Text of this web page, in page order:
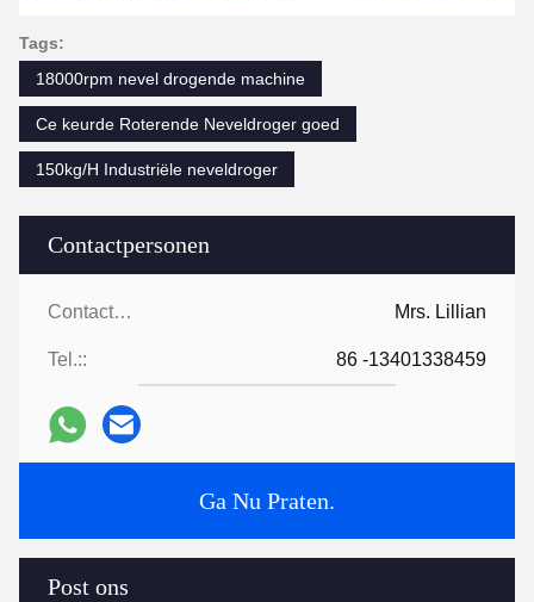
Contactpersonen
Contactpersonen: Mrs. Lillian
Tel.:: 86 -13401338459
Ga Nu Praten.
Post ons
Tags:
18000rpm nevel drogende machine
Ce keurde Roterende Neveldroger goed
150kg/H Industriële neveldroger